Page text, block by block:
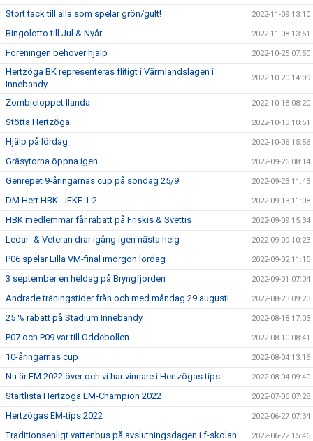
Stort tack till alla som spelar grön/gult! 2022-11-09 13:10
Bingolotto till Jul & Nyår 2022-11-08 13:51
Föreningen behöver hjälp 2022-10-25 07:50
Hertzöga BK representeras flitigt i Värmlandslagen i
Innebandy
2022-10-20 14:09
Zombieloppet Ilanda 2022-10-18 08:20
Stötta Hertzöga 2022-10-13 10:51
Hjälp på lördag 2022-10-06 15:56
Gräsytorna öppna igen 2022-09-26 08:14
Genrepet 9-åringarnas cup på söndag 25/9 2022-09-23 11:43
DM Herr HBK - IFKF 1-2 2022-09-13 11:08
HBK medlemmar får rabatt på Friskis & Svettis 2022-09-09 15:34
Ledar- & Veteran drar igång igen nästa helg 2022-09-09 10:23
P06 spelar Lilla VM-final imorgon lördag 2022-09-02 11:15
3 september en heldag på Bryngfjorden 2022-09-01 07:04
Ändrade träningstider från och med måndag 29 augusti 2022-08-23 09:23
25 % rabatt på Stadium Innebandy 2022-08-18 17:03
P07 och P09 var till Oddebollen 2022-08-10 08:41
10-åringarnas cup 2022-08-04 13:16
Nu är EM 2022 över och vi har vinnare i Hertzögas tips 2022-08-04 09:40
Startlista Hertzöga EM-Champion 2022 2022-07-06 07:28
Hertzögas EM-tips 2022 2022-06-27 07:34
Traditionsenligt vattenbus på avslutningsdagen i f-skolan 2022-06-22 15:46